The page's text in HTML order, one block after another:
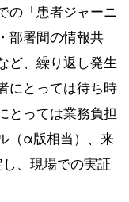
の「患者ジャーニ
部署間の情報共
ど、繰り返し発生
にとっては待ち時
とっては業務負担
（α版相当）、来
、現場での実証